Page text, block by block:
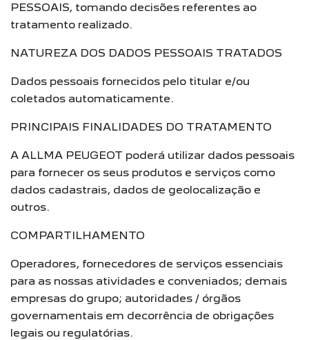
PESSOAIS, tomando decisões referentes ao
tratamento realizado.
NATUREZA DOS DADOS PESSOAIS TRATADOS
Dados pessoais fornecidos pelo titular e/ou
coletados automaticamente.
PRINCIPAIS FINALIDADES DO TRATAMENTO
A ALLMA PEUGEOT poderá utilizar dados pessoais
para fornecer os seus produtos e serviços como
dados cadastrais, dados de geolocalização e
outros.
COMPARTILHAMENTO
Operadores, fornecedores de serviços essenciais
para as nossas atividades e conveniados; demais
empresas do grupo; autoridades / órgãos
governamentais em decorrência de obrigações
legais ou regulatórias.